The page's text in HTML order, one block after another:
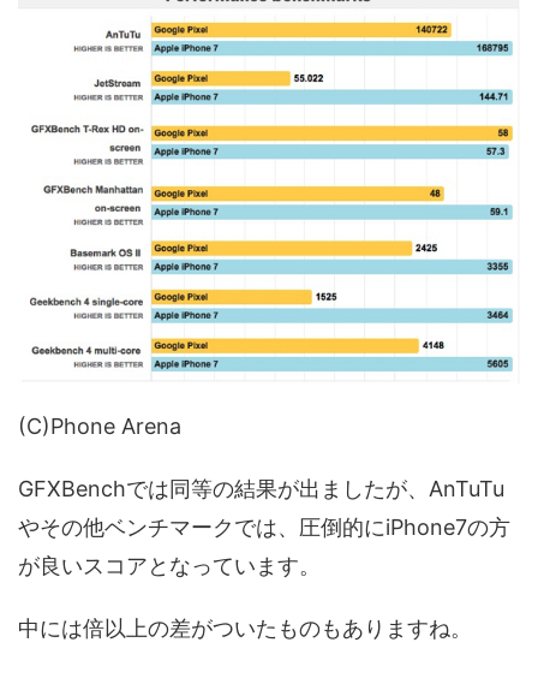
(C)Phone Arena
GFXBenchでは同等の結果が出ましたが、AnTuTu
やその他ベンチマークでは、圧倒的にiPhone7の方
が良いスコアとなっています。
中には倍以上の差がついたものもありますね。